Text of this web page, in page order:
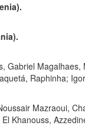
Gabriel
Raphinha;
Mazraoui,
Khanouss,